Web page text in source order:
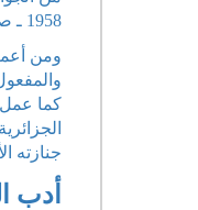
1958 ـ صنيعة الاستعمار عام 1955 ـ مصرع شهيد عام 1956 ـ مسرحية عدنان المدني عام 1958‏م.
ومن
كما عمل
جنازته
أدب